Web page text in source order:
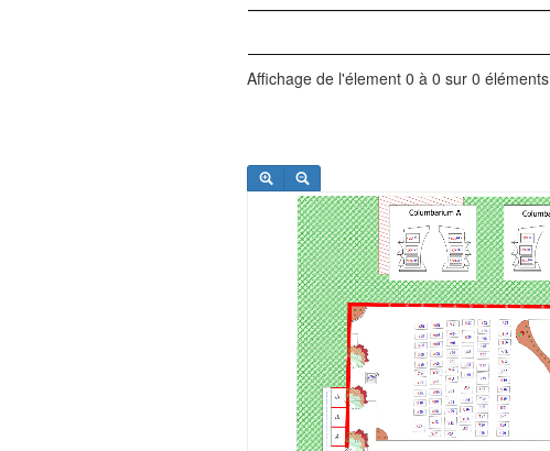
Affichage de l'élement 0 à 0 sur 0 éléments